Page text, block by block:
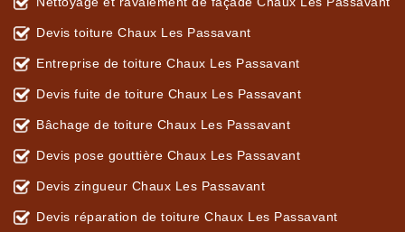
Devis toiture Chaux Les Passavant
Entreprise de toiture Chaux Les Passavant
Devis fuite de toiture Chaux Les Passavant
Bâchage de toiture Chaux Les Passavant
Devis pose gouttière Chaux Les Passavant
Devis zingueur Chaux Les Passavant
Devis réparation de toiture Chaux Les Passavant